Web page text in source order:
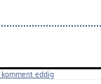
komment eddig